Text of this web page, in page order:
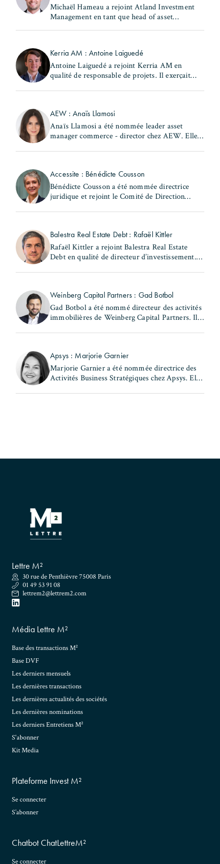
Michaël Hameau a rejoint Atland Investment
Management en tant que head of asset
Kerria AM : Antoine Laiguedé
Antoine Laiguedé a rejoint Kerria AM en
qualité de responsable de projets. Il exerçait
AEW : Anaïs Llamosi
Anaïs Llamosi a été nommée leader asset
manager commerce - director chez AEW. Elle
Accessite : Bénédicte Cousson
Bénédicte Cousson a été nommée directrice
juridique et rejoint le Comité de Direction
Balestra Real Estate Debt : Rafaël Kittler
Rafaël Kittler a rejoint Balestra Real Estate
Debt en qualité de directeur d’investissement. Il
Weinberg Capital Partners : Gad Botbol
Gad Botbol a été nommé directeur des activités
immobilières de Weinberg Capital Partners. Il
Apsys : Marjorie Garnier
Marjorie Garnier a été nommée directrice des
Activités Business Stratégiques chez Apsys. Elle
Lettre M²
30 rue de Penthièvre 75008 Paris
01 49 53 91 08
lettrem2@lettrem2.com
Média Lettre M²
Base des transactions M²
Base DVF
Les derniers mensuels
Les dernières transactions
Les dernières actualités des sociétés
Les dernières nominations
Les derniers Entretiens M²
S'abonner
Kit Media
Plateforme Invest M²
Se connecter
S’abonner
Chatbot ChatLettreM²
Se connecter